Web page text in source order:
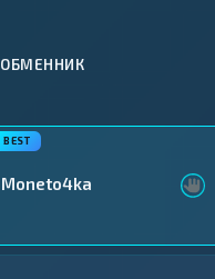
ОБМЕННИК
Moneto4ka